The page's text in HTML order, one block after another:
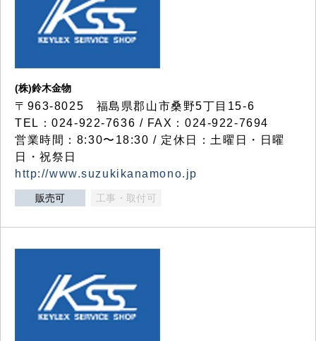
(株)鈴木金物
〒963-8025 福島県郡山市桑野5丁目15-6
TEL：024-922-7636 / FAX：024-922-7694
営業時間：8:30〜18:30 / 定休日：土曜日・日曜
日・祝祭日
http://www.suzukikanamono.jp
販売可 工事・取付可